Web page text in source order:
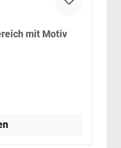
mit Motiv